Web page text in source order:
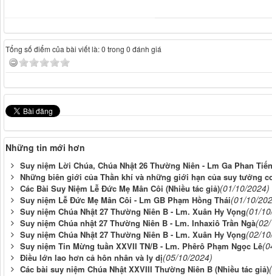
Tổng số điểm của bài viết là: 0 trong 0 đánh giá
Những tin mới hơn
Suy niệm Lời Chúa, Chúa Nhật 26 Thường Niên - Lm Ga Phan
Những biên giới của Thần khí và những giới hạn của suy tưởng
Các Bài Suy Niệm Lễ Đức Mẹ Mân Côi (Nhiều tác giả)(01/10/2024)
Suy niệm Lễ Đức Mẹ Mân Côi - Lm GB Phạm Hồng Thái(01/10/
Suy niệm Chúa Nhật 27 Thường Niên B - Lm. Xuân Hy Vọng(01/
Suy niệm Chúa nhật 27 Thường Niên B - Lm. Inhaxiô Trần Ngà
Suy niệm Chúa Nhật 27 Thường Niên B - Lm. Xuân Hy Vọng(02/
Suy niệm Tin Mừng tuần XXVII TN/B - Lm. Phêrô Phạm Ngọc Lê
Điều lớn lao hơn cả hôn nhân và ly dị(05/10/2024)
Các bài suy niệm Chúa Nhật XXVIII Thường Niên B (Nhiều tác giả)